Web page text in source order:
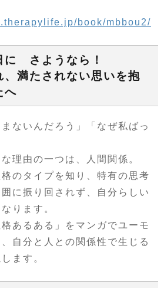
book/mbbou2/
に さようなら！
、満たされない思いを抱
へ
まないんだろう」「なぜ私ばっ
理由の一つは、人間関係。
のタイプを知り、特有の思考
に振り回されず、自分らしい
ります。
あるある」をマンガでユーモ
自分と人との関係性で生じる
ます。